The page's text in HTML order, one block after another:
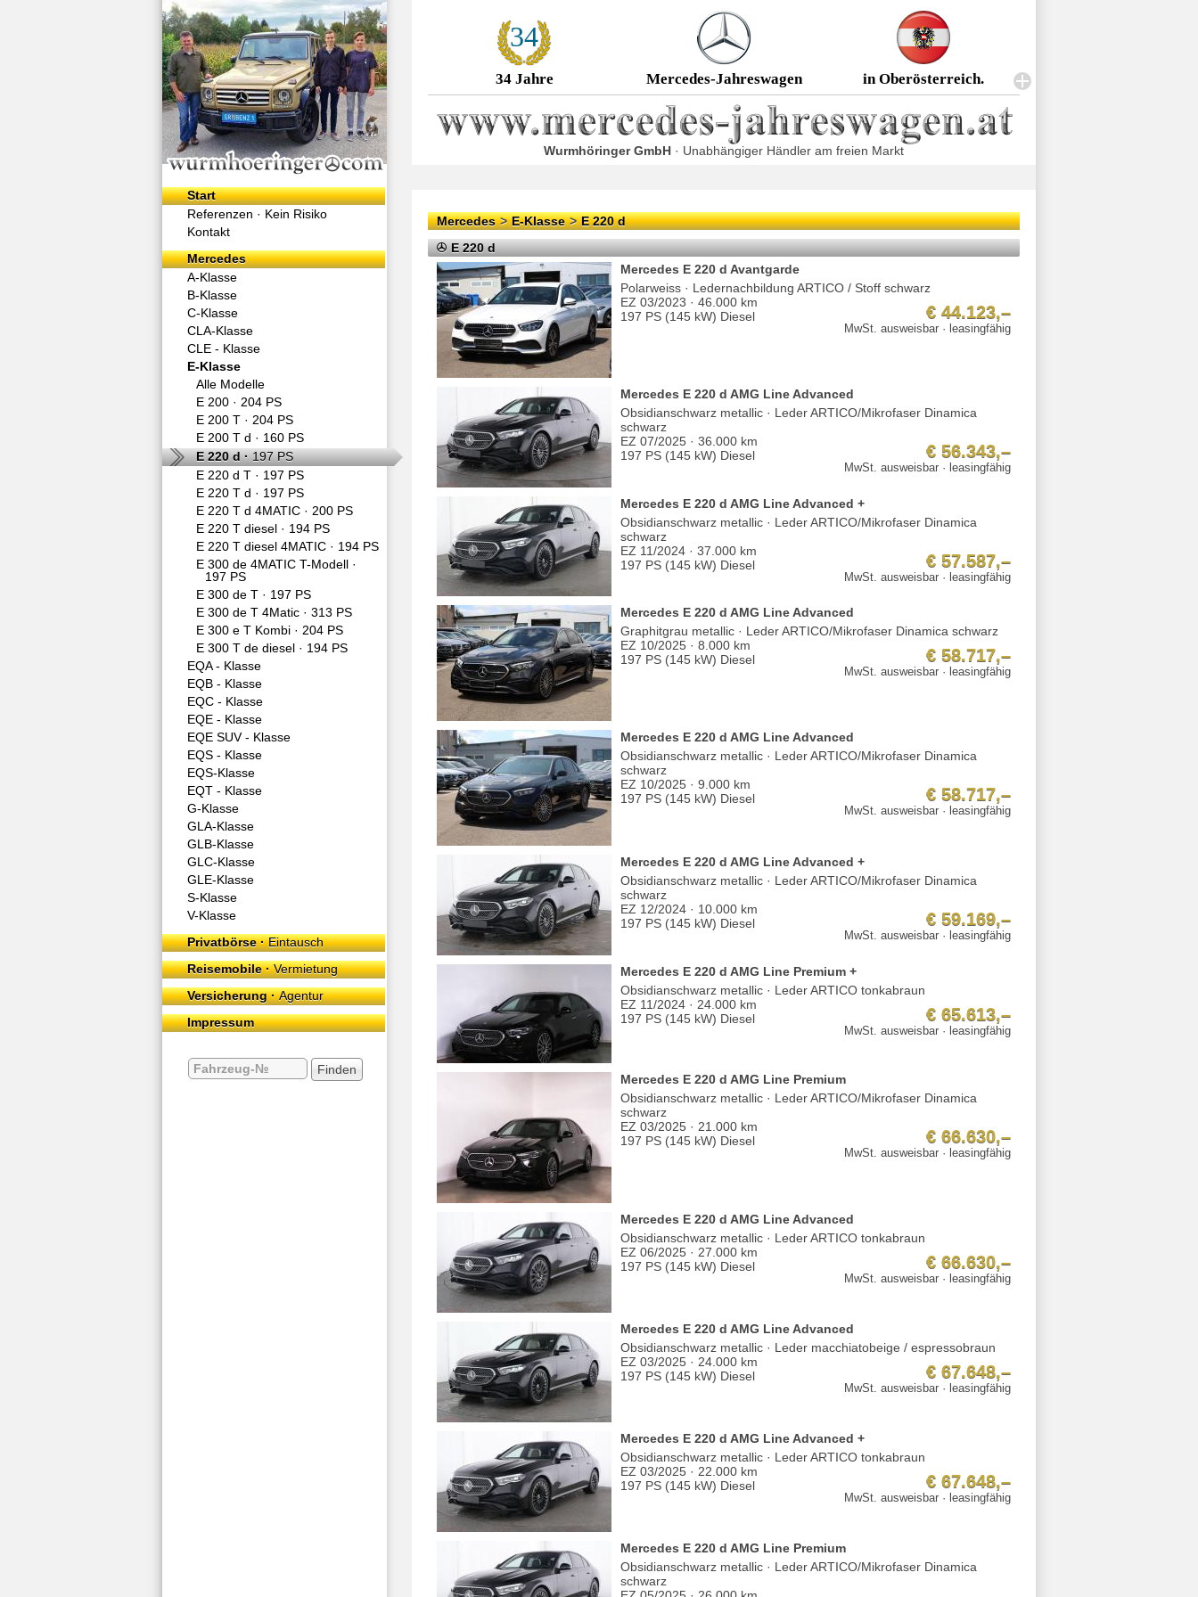
Start
Referenzen · Kein Risiko
Kontakt
Mercedes
A-Klasse
B-Klasse
C-Klasse
CLA-Klasse
CLE - Klasse
E-Klasse
Alle Modelle
E 200 · 204 PS
E 200 T · 204 PS
E 200 T d · 160 PS
E 220 d ·197 PS
E 220 d T · 197 PS
E 220 T d · 197 PS
E 220 T d 4MATIC · 200 PS
E 220 T diesel · 194 PS
E 220 T diesel 4MATIC · 194 PS
E 300 de 4MATIC T-Modell ·
197 PS
E 300 de T · 197 PS
E 300 de T 4Matic · 313 PS
E 300 e T Kombi · 204 PS
E 300 T de diesel · 194 PS
EQA - Klasse
EQB - Klasse
EQC - Klasse
EQE - Klasse
EQE SUV - Klasse
EQS - Klasse
EQS-Klasse
EQT - Klasse
G-Klasse
GLA-Klasse
GLB-Klasse
GLC-Klasse
GLE-Klasse
S-Klasse
V-Klasse
Privatbörse ·Eintausch
Reisemobile ·Vermietung
Versicherung ·Agentur
Impressum
34
34 Jahre Mercedes-Jahreswagen in Oberösterreich.
Wurmhöringer GmbH · Unabhängiger Händler am freien Markt
Mercedes > E-Klasse > E 220 d
E 220 d
Mercedes E 220 d Avantgarde
Polarweiss · Ledernachbildung ARTICO / Stoff schwarz
EZ 03/2023 · 46.000 km
197 PS (145 kW) Diesel
€ 44.123,–
MwSt. ausweisbar · leasingfähig
Mercedes E 220 d AMG Line Advanced
Obsidianschwarz metallic · Leder ARTICO/Mikrofaser Dinamica
schwarz
EZ 07/2025 · 36.000 km
197 PS (145 kW) Diesel
€ 56.343,–
MwSt. ausweisbar · leasingfähig
Mercedes E 220 d AMG Line Advanced +
Obsidianschwarz metallic · Leder ARTICO/Mikrofaser Dinamica
schwarz
EZ 11/2024 · 37.000 km
197 PS (145 kW) Diesel
€ 57.587,–
MwSt. ausweisbar · leasingfähig
Mercedes E 220 d AMG Line Advanced
Graphitgrau metallic · Leder ARTICO/Mikrofaser Dinamica schwarz
EZ 10/2025 · 8.000 km
197 PS (145 kW) Diesel
€ 58.717,–
MwSt. ausweisbar · leasingfähig
Mercedes E 220 d AMG Line Advanced
Obsidianschwarz metallic · Leder ARTICO/Mikrofaser Dinamica
schwarz
EZ 10/2025 · 9.000 km
197 PS (145 kW) Diesel
€ 58.717,–
MwSt. ausweisbar · leasingfähig
Mercedes E 220 d AMG Line Advanced +
Obsidianschwarz metallic · Leder ARTICO/Mikrofaser Dinamica
schwarz
EZ 12/2024 · 10.000 km
197 PS (145 kW) Diesel
€ 59.169,–
MwSt. ausweisbar · leasingfähig
Mercedes E 220 d AMG Line Premium +
Obsidianschwarz metallic · Leder ARTICO tonkabraun
EZ 11/2024 · 24.000 km
197 PS (145 kW) Diesel
€ 65.613,–
MwSt. ausweisbar · leasingfähig
Mercedes E 220 d AMG Line Premium
Obsidianschwarz metallic · Leder ARTICO/Mikrofaser Dinamica
schwarz
EZ 03/2025 · 21.000 km
197 PS (145 kW) Diesel
€ 66.630,–
MwSt. ausweisbar · leasingfähig
Mercedes E 220 d AMG Line Advanced
Obsidianschwarz metallic · Leder ARTICO tonkabraun
EZ 06/2025 · 27.000 km
197 PS (145 kW) Diesel
€ 66.630,–
MwSt. ausweisbar · leasingfähig
Mercedes E 220 d AMG Line Advanced
Obsidianschwarz metallic · Leder macchiatobeige / espressobraun
EZ 03/2025 · 24.000 km
197 PS (145 kW) Diesel
€ 67.648,–
MwSt. ausweisbar · leasingfähig
Mercedes E 220 d AMG Line Advanced +
Obsidianschwarz metallic · Leder ARTICO tonkabraun
EZ 03/2025 · 22.000 km
197 PS (145 kW) Diesel
€ 67.648,–
MwSt. ausweisbar · leasingfähig
Mercedes E 220 d AMG Line Premium
Obsidianschwarz metallic · Leder ARTICO/Mikrofaser Dinamica
schwarz